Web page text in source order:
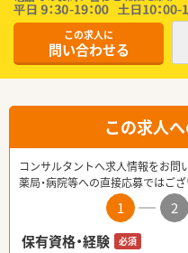
この求人に
問い合わせる
この求人
コンサルタントへ求人情報をお問
薬局・病院等への直接応募ではご
1 2
保有資格・経験
必須